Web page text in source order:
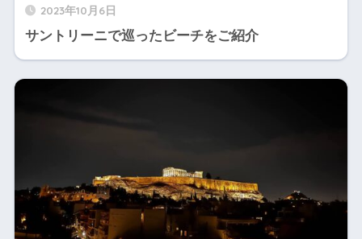
2023年10月6日
サントリーニで巡ったビーチをご紹介